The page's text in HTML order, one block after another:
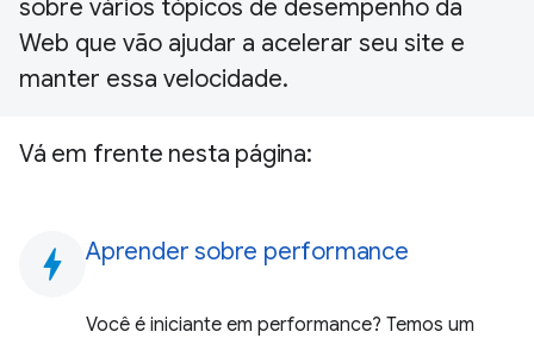
sobre vários tópicos de desempenho da
Web que vão ajudar a acelerar seu site e
manter essa velocidade.
Vá em frente nesta página:
bolt Aprender sobre performance
Você é iniciante em performance? Temos um